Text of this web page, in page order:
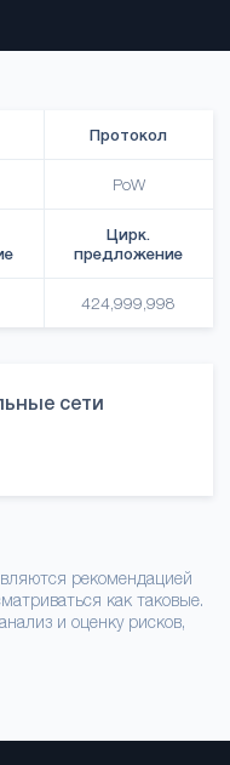
Протокол
PoW
Цирк.
предложение
424,999,998
сети
рекомендацией
как таковые.
и оценку рисков,